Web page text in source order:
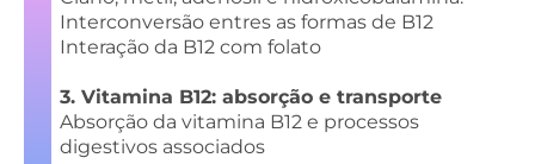
Interconversão entres as formas de B12
Interação da B12 com folato
3. Vitamina B12: absorção e transporte
Absorção da vitamina B12 e processos
digestivos associados